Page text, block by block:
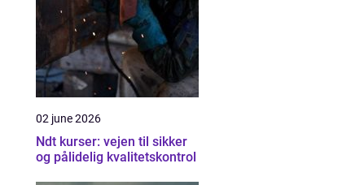
02 june 2026
Ndt kurser: vejen til sikker
og pålidelig kvalitetskontrol